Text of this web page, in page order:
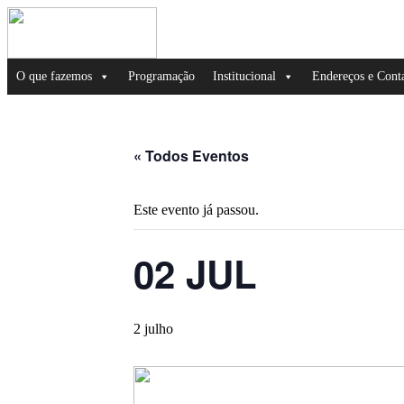
O que fazemos Programação Institucional Endereços e
« Todos Eventos
Este evento já passou.
02 JUL
2 julho